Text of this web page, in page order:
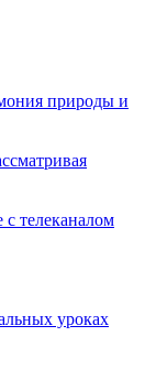
природы и
телеканалом
уроках